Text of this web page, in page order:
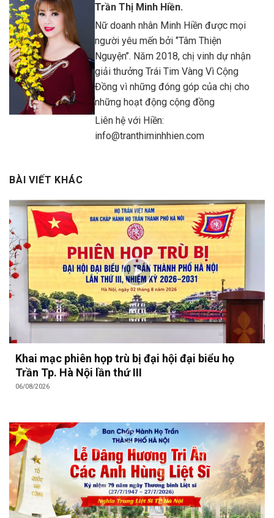
Trần Thị Minh Hiền.
Nữ doanh nhân Minh Hiền được mọi
người yêu mến bởi ‘’Tâm Thiện
Nguyện’’. Năm 2018, chị vinh dự nhận
giải thưởng Trái Tim Vàng Vì Cộng
Đồng vì những đóng góp của chị cho
những hoạt động cộng đồng
Liên hệ với Hiền:
info@tranthiminhhien.com
BÀI VIẾT KHÁC
Khai mạc phiên họp trù bị đại hội đại biểu họ
Trần Tp. Hà Nội lần thứ III
06/08/2026